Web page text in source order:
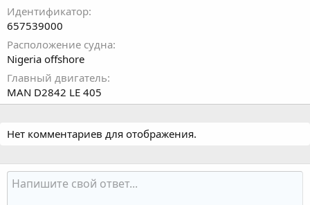
Идентификатор
657539000
Расположение судна
Nigeria offshore
Главный двигатель
MAN D2842 LE 405
Нет комментариев для отображения.